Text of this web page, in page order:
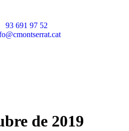
93 691 97 52
de 2019